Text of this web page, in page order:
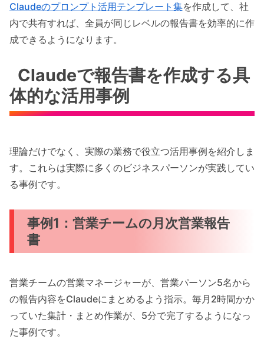
Claudeのプロンプト活用テンプレート集を作成して、社
内で共有すれば、全員が同じレベルの報告書を効率的に作
成できるようになります。
Claudeで報告書を作成する具
体的な活用事例
理論だけでなく、実際の業務で役立つ活用事例を紹介しま
す。これらは実際に多くのビジネスパーソンが実践してい
る事例です。
事例1：営業チームの月次営業報告
書
営業チームの営業マネージャーが、営業パーソン5名から
の報告内容をClaudeにまとめるよう指示。毎月2時間かか
っていた集計・まとめ作業が、5分で完了するようになっ
た事例です。